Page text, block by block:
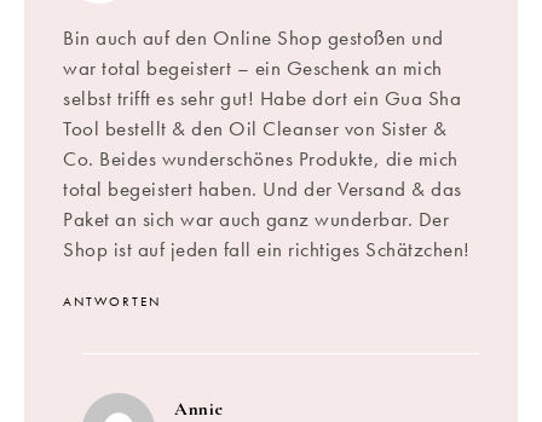
Bin auch auf den Online Shop gestoßen und
war total begeistert – ein Geschenk an mich
selbst trifft es sehr gut! Habe dort ein Gua Sha
Tool bestellt & den Oil Cleanser von Sister &
Co. Beides wunderschönes Produkte, die mich
total begeistert haben. Und der Versand & das
Paket an sich war auch ganz wunderbar. Der
Shop ist auf jeden fall ein richtiges Schätzchen!
ANTWORTEN
Annie